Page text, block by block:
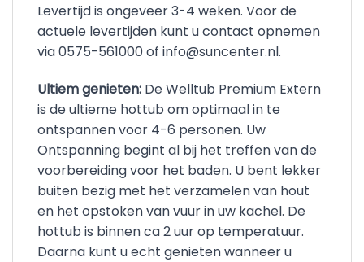
Levertijd is ongeveer 3-4 weken. Voor de
actuele levertijden kunt u contact opnemen
via 0575-561000 of info@suncenter.nl.
Ultiem genieten: De Welltub Premium Extern
is de ultieme hottub om optimaal in te
ontspannen voor 4-6 personen. Uw
Ontspanning begint al bij het treffen van de
voorbereiding voor het baden. U bent lekker
buiten bezig met het verzamelen van hout
en het opstoken van vuur in uw kachel. De
hottub is binnen ca 2 uur op temperatuur.
Daarna kunt u echt genieten wanneer u